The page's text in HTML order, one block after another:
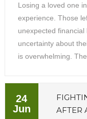
Losing a loved one
experience. Those
unexpected
uncertainty about
is overwhelming.
24
Jun
AFTER